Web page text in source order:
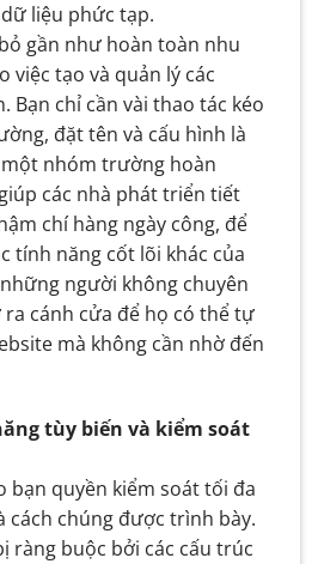
liệu phức tạp.
gần như hoàn toàn nhu
việc tạo và quản lý các
Bạn chỉ cần vài thao tác kéo
đặt tên và cấu hình là
nhóm trường hoàn
các nhà phát triển tiết
chí hàng ngày công, để
tính năng cốt lõi khác của
người không chuyên
ra cánh cửa để họ có thể tự
mà không cần nhờ đến
tùy biến và kiểm soát
bạn quyền kiểm soát tối đa
cách chúng được trình bày.
ràng buộc bởi các cấu trúc